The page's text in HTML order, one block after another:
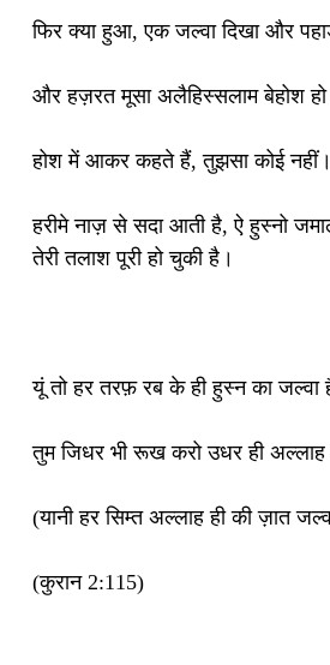
फिर क्या हुआ, एक जल्वा दिखा और
और हज़रत मूसा अलैहिस्‍सलाम बेहोश हो
होश में आकर कहते हैं, तुझसा कोई नहीं।
हरीमे नाज़ से सदा आती है, ऐ हुस्नो
तेरी तलाश पूरी हो चुकी है।
यूं तो हर तरफ़ रब के ही हुस्न का
तुम जिधर भी रूख करो उधर ही अल्लाह
(यानी हर सिम्त अल्लाह ही की ज़ात
(कुरान 2:115)